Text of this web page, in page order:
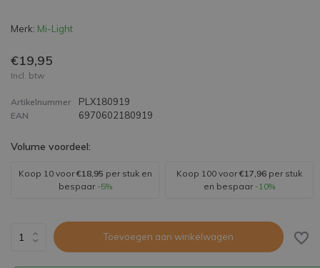
Merk: Mi-Light
€19,95
Incl. btw
Artikelnummer PLX180919
EAN 6970602180919
Volume voordeel:
Koop 10 voor€18,95 per stuk en
bespaar -5%
Koop 100 voor€17,96 per stuk
en bespaar -10%
Toevoegen aan winkelwagen